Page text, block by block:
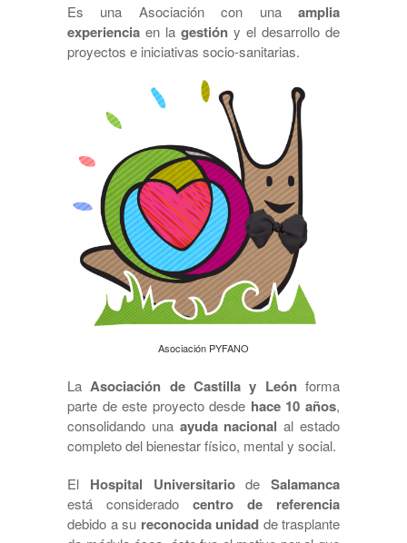
Es una Asociación con una amplia
experiencia en la gestión y el desarrollo de
proyectos e iniciativas socio-sanitarias.
Asociación PYFANO
LaAsociación de Castilla y Leónforma
parte de este proyecto desde hace 10 años,
consolidando una ayuda nacional al estado
completo del bienestar físico, mental y social.
El Hospital Universitariode Salamanca
está considerado centro de referencia
debido a su reconocida unidad de trasplante